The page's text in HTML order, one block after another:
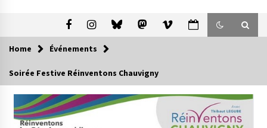
Home Événements
Soirée Festive Réinventons Chauvigny